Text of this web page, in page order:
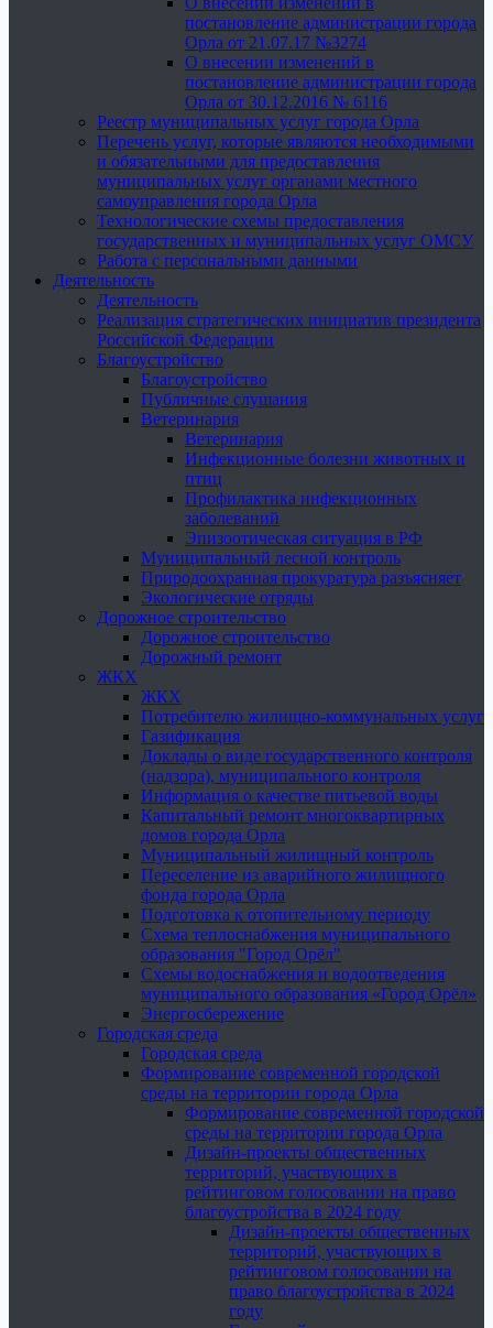
постановление администрации города
Орла от 21.07.17 №3274
О внесении изменений в
постановление администрации города
Орла от 30.12.2016 № 6116
Реестр муниципальных услуг города Орла
Перечень услуг, которые являются необходимыми
и обязательными для предоставления
муниципальных услуг органами местного
самоуправления города Орла
Технологические схемы предоставления
государственных и муниципальных услуг ОМСУ
Работа с персональными данными
Деятельность
Деятельность
Реализация стратегических инициатив президента
Российской Федерации
Благоустройство
Благоустройство
Публичные слушания
Ветеринария
Ветеринария
Инфекционные болезни животных и
птиц
Профилактика инфекционных
заболеваний
Эпизоотическая ситуация в РФ
Муниципальный лесной контроль
Природоохранная прокуратура разъясняет
Экологические отряды
Дорожное строительство
Дорожное строительство
Дорожный ремонт
ЖКХ
ЖКХ
Потребителю жилищно-коммунальных услуг
Газификация
Доклады о виде государственного контроля
(надзора), муниципального контроля
Информация о качестве питьевой воды
Капитальный ремонт многоквартирных
домов города Орла
Муниципальный жилищный контроль
Переселение из аварийного жилищного
фонда города Орла
Подготовка к отопительному периоду
Схема теплоснабжения муниципального
образования "Город Орёл"
Схемы водоснабжения и водоотведения
муниципального образования «Город Орёл»
Энергосбережение
Городская среда
Городская среда
Формирование современной городской
среды на территории города Орла
Формирование современной городской
среды на территории города Орла
Дизайн-проекты общественных
территорий, участвующих в
рейтинговом голосовании на право
благоустройства в 2024 году
Дизайн-проекты общественных
территорий, участвующих в
рейтинговом голосовании на
право благоустройства в 2024
году